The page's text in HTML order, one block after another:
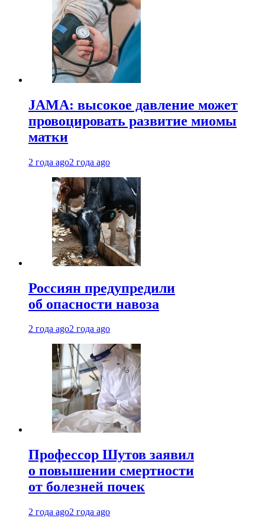
JAMA: высокое давление может
провоцировать развитие миомы
матки
2 года ago2 года ago
Россиян предупредили
об опасности навоза
2 года ago2 года ago
Профессор Шутов заявил
о повышении смертности
от болезней почек
2 года ago2 года ago